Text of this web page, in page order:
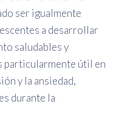
ser igualmente
a desarrollar
saludables y
particularmente útil en
y la ansiedad,
durante la